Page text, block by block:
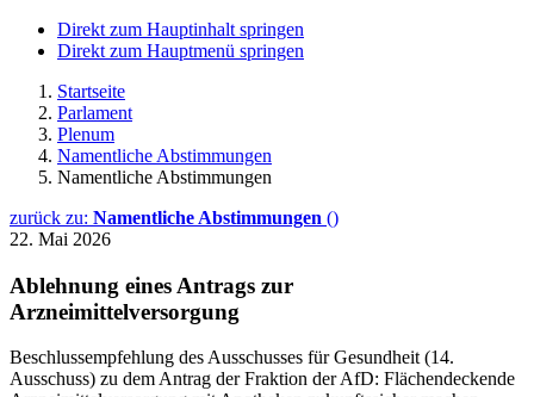
Direkt zum Hauptinhalt springen
Direkt zum Hauptmenü springen
Startseite
Parlament
Plenum
Namentliche Abstimmungen
Namentliche Abstimmungen
zurück zu: Namentliche Abstimmungen ()
22. Mai 2026
Ablehnung eines Antrags zur
Arzneimittelversorgung
Beschlussempfehlung des Ausschusses für Gesundheit (14.
Ausschuss) zu dem Antrag der Fraktion der AfD: Flächendeckende